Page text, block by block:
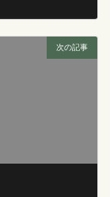
次の記事